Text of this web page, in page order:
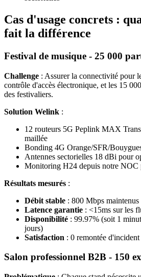
Cas d'usage concrets :
fait la différence
Festival de musique - 25 000
Challenge : Assurer la connectivité pour
contrôle d'accès électronique, et les 15
des festivaliers.
Solution Welink :
12 routeurs 5G Peplink MAX
maillée
Bonding 4G Orange/SFR/
Antennes sectorielles 18 dBi pour
Monitoring H24 depuis notre NOC
Résultats mesurés :
Débit stable : 800 Mbps
Latence garantie : <15ms sur les
Disponibilité : 99.97% (soit 1
jours)
Satisfaction : 0 remontée
Salon professionnel B2B - 150